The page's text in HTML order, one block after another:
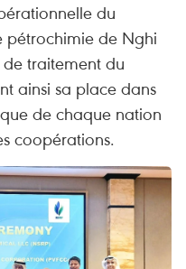
du
de Nghi
de traitement du
ainsi sa place dans
de chaque nation
coopérations.